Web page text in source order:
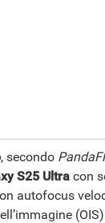
, secondo
S25 Ultra con
autofocus